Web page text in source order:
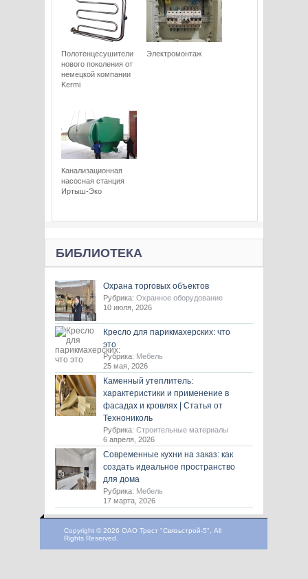
Полотенцесушители
нового поколения от
немецкой компании
Kermi
Электромонтаж
Канализационная
насосная станция
Иртыш-Эко
БИБЛИОТЕКА
Охрана торговых объектов
Рубрика: Охранное оборудование
10 июля, 2026
Кресло для парикмахерских: что
это
Рубрика: Мебель
25 мая, 2026
Каменный утеплитель:
характеристики и применение в
фасадах и кровлях | Статья от
Технониколь
Рубрика: Строительные материалы
6 апреля, 2026
Современные кухни на заказ: как
создать идеальное пространство
для дома
Рубрика: Мебель
17 марта, 2026
Copyright © 2026 ОАО Трест "Связьстрой-5", All
Rights Reserved.